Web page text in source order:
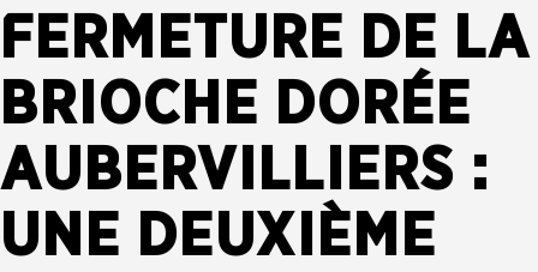
FERMETURE DE LA
BRIOCHE DORÉE
AUBERVILLIERS :
UNE DEUXIÈME